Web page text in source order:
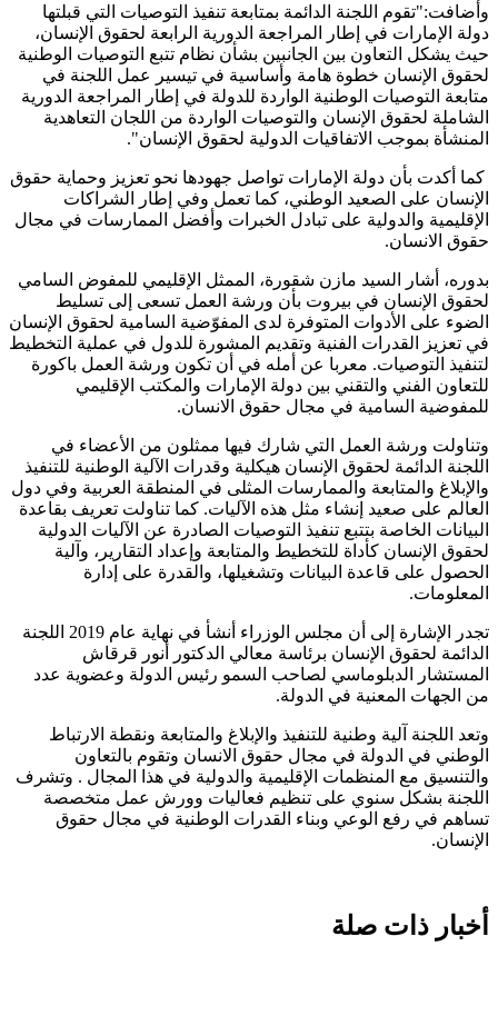
وأضافت:"تقوم اللجنة الدائمة بمتابعة تنفيذ التوصيات التي قبلتها
دولة الإمارات في إطار المراجعة الدورية الرابعة لحقوق الإنسان،
حيث يشكل التعاون بين الجانبين بشأن نظام تتبع التوصيات الوطنية
لحقوق الإنسان خطوة هامة وأساسية في تيسير عمل اللجنة في
متابعة التوصيات الوطنية الواردة للدولة في إطار المراجعة الدورية
الشاملة لحقوق الإنسان والتوصيات الواردة من اللجان التعاهدية
المنشأة بموجب الاتفاقيات الدولية لحقوق الإنسان".
كما أكدت بأن دولة الإمارات تواصل جهودها نحو تعزيز وحماية حقوق
الإنسان على الصعيد الوطني، كما تعمل وفي إطار الشراكات
الإقليمية والدولية على تبادل الخبرات وأفضل الممارسات في مجال
حقوق الانسان.
بدوره، أشار السيد مازن شقورة، الممثل الإقليمي للمفوض السامي
لحقوق الإنسان في بيروت بأن ورشة العمل تسعى إلى تسليط
الضوء على الأدوات المتوفرة لدى المفوّضية السامية لحقوق الإنسان
في تعزيز القدرات الفنية وتقديم المشورة للدول في عملية التخطيط
لتنفيذ التوصيات. معربا عن أمله في أن تكون ورشة العمل باكورة
للتعاون الفني والتقني بين دولة الإمارات والمكتب الإقليمي
للمفوضية السامية في مجال حقوق الانسان.
وتناولت ورشة العمل التي شارك فيها ممثلون من الأعضاء في
اللجنة الدائمة لحقوق الإنسان هيكلية وقدرات الآلية الوطنية للتنفيذ
والإبلاغ والمتابعة والممارسات المثلى في المنطقة العربية وفي دول
العالم على صعيد إنشاء مثل هذه الآليات. كما تناولت تعريف بقاعدة
البيانات الخاصة بتتبع تنفيذ التوصيات الصادرة عن الآليات الدولية
لحقوق الإنسان كأداة للتخطيط والمتابعة وإعداد التقارير، وآلية
الحصول على قاعدة البيانات وتشغيلها، والقدرة على إدارة
المعلومات.
تجدر الإشارة إلى أن مجلس الوزراء أنشأ في نهاية عام 2019 اللجنة
الدائمة لحقوق الإنسان برئاسة معالي الدكتور أنور قرقاش
المستشار الدبلوماسي لصاحب السمو رئيس الدولة وعضوية عدد
من الجهات المعنية في الدولة.
وتعد اللجنة آلية وطنية للتنفيذ والإبلاغ والمتابعة ونقطة الارتباط
الوطني في الدولة في مجال حقوق الانسان وتقوم بالتعاون
والتنسيق مع المنظمات الإقليمية والدولية في هذا المجال . وتشرف
اللجنة بشكل سنوي على تنظيم فعاليات وورش عمل متخصصة
تساهم في رفع الوعي وبناء القدرات الوطنية في مجال حقوق
الإنسان.
أخبار ذات صلة